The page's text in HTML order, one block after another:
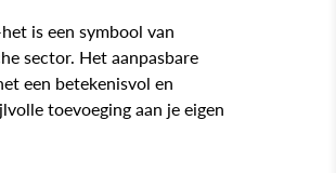
is een symbool van
sector. Het aanpasbare
een betekenisvol en
toevoeging aan je eigen